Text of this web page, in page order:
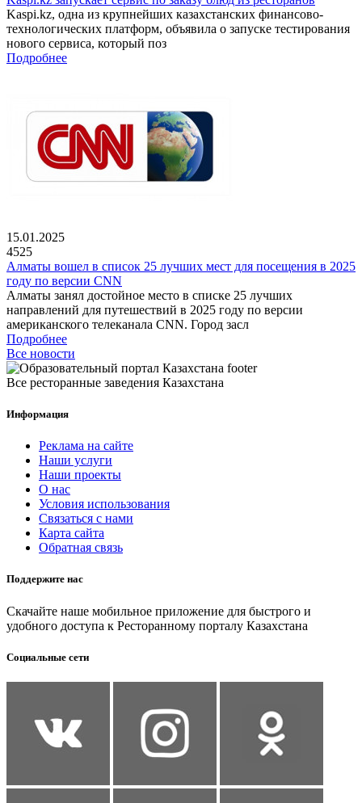
Kaspi.kz, одна из крупнейших казахстанских финансово-
технологических платформ, объявила о запуске тестирования
нового сервиса, который поз
Подробнее
15.01.2025
4525
Алматы вошел в список 25 лучших мест для посещения в 2025
году по версии CNN
Алматы занял достойное место в списке 25 лучших
направлений для путешествий в 2025 году по версии
американского телеканала CNN. Город засл
Подробнее
Все новости
Все ресторанные заведения Казахстана
Информация
Реклама на сайте
Наши услуги
Наши проекты
О нас
Условия использования
Связаться с нами
Карта сайта
Обратная связь
Поддержите нас
Скачайте наше мобильное приложение для быстрого и
удобного доступа к Ресторанному порталу Казахстана
Социальные сети